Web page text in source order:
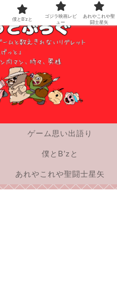
ゲーム思い出語り
僕とB’zと
あれやこれや聖闘士星矢
僕とB’zと
ゴジラ映画レビ
ュー
あれやこれや聖
闘士星矢